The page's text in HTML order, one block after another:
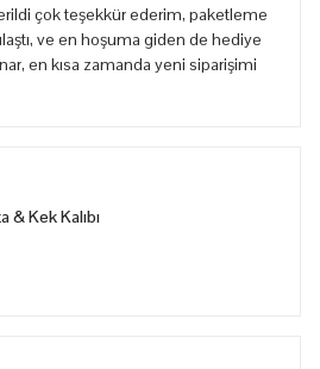
çok teşekkür ederim, paketleme
ve en hoşuma giden de hediye
en kısa zamanda yeni siparişimi
& Kek Kalıbı